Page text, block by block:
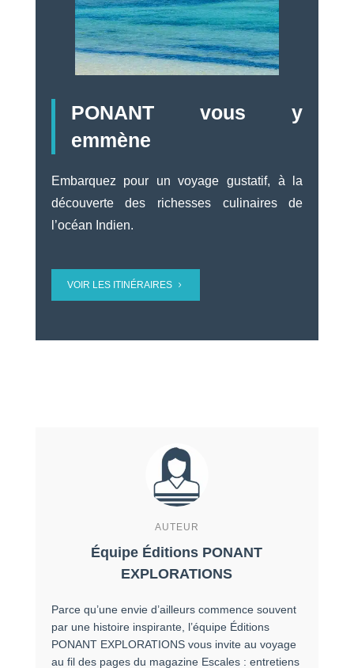
PONANT vous y
emmène
Embarquez pour un voyage gustatif, à la
découverte des richesses culinaires de
l’océan Indien.
VOIR LES ITINÉRAIRES
AUTEUR
Équipe Éditions PONANT
EXPLORATIONS
Parce qu’une envie d’ailleurs commence souvent
par une histoire inspirante, l’équipe Éditions
PONANT EXPLORATIONS vous invite au voyage
au fil des pages du magazine Escales : entretiens